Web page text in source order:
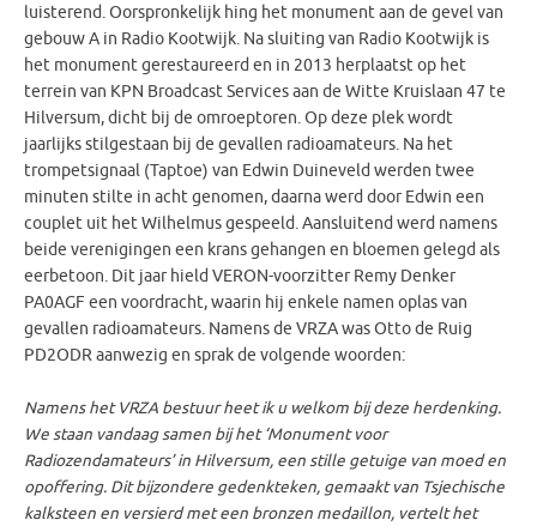
luisterend. Oorspronkelijk hing het monument aan de gevel van
gebouw A in Radio Kootwijk. Na sluiting van Radio Kootwijk is
het monument gerestaureerd en in 2013 herplaatst op het
terrein van KPN Broadcast Services aan de Witte Kruislaan 47 te
Hilversum, dicht bij de omroeptoren. Op deze plek wordt
jaarlijks stilgestaan bij de gevallen radioamateurs. Na het
trompetsignaal (Taptoe) van Edwin Duineveld werden twee
minuten stilte in acht genomen, daarna werd door Edwin een
couplet uit het Wilhelmus gespeeld. Aansluitend werd namens
beide verenigingen een krans gehangen en bloemen gelegd als
eerbetoon. Dit jaar hield VERON-voorzitter Remy Denker
PA0AGF een voordracht, waarin hij enkele namen oplas van
gevallen radioamateurs. Namens de VRZA was Otto de Ruig
PD2ODR aanwezig en sprak de volgende woorden:
Namens het VRZA bestuur heet ik u welkom bij deze herdenking.
We staan vandaag samen bij het ‘Monument voor
Radiozendamateurs’ in Hilversum, een stille getuige van moed en
opoffering. Dit bijzondere gedenkteken, gemaakt van Tsjechische
kalksteen en versierd met een bronzen medaillon, vertelt het